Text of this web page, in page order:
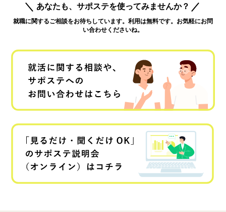
あなたも、サポステを使ってみませんか？
就職に関するご相談をお待ちしています。利用は無料です。お気軽にお問
い合わせくださいね。